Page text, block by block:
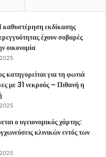
εκδίκασης
έχουν σοβαρές
οικονομία
για τη φωτιά
με 31 νεκρούς – Πιθανή η
ο υγειονομικός χάρτης:
κλινικών εντός των